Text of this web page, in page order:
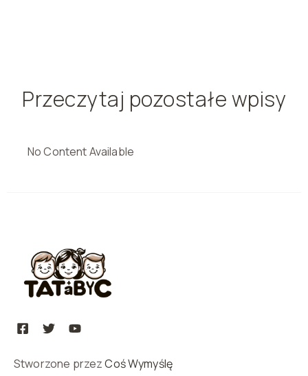
Przeczytaj pozostałe wpisy
No Content Available
Stworzone przezCoś Wymyślę